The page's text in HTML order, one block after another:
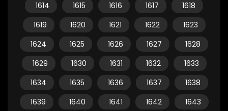
1614
1615 1616 1617
1618
1619
1620 1621 1622
1623
1624
1625 1626 1627
1628
1629
1630 1631 1632
1633
1634
1635 1636 1637
1638
1639
1640 1641 1642
1643